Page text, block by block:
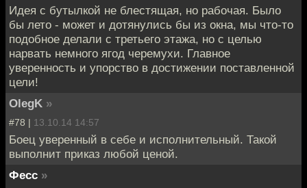
Идея с бутылкой не блестящая, но рабочая. Было
бы лето - может и дотянулись бы из окна, мы что-то
подобное делали с третьего этажа, но с целью
нарвать немного ягод черемухи. Главное
уверенность и упорство в достижении поставленной
цели!
OlegK »
#78 | 13.10.14 14:57
Боец уверенный в себе и исполнительный. Такой
выполнит приказ любой ценой.
Фесс »